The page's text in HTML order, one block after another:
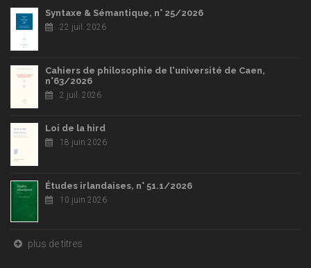
Syntaxe & Sémantique, n° 25/2026
22 juil. 2026
Cahiers de philosophie de l'université de Caen,
n°63/2026
2 juil. 2026
Loi de la hird
18 juin 2026
Études irlandaises, n° 51.1/2026
10 juin 2026
plus de titres